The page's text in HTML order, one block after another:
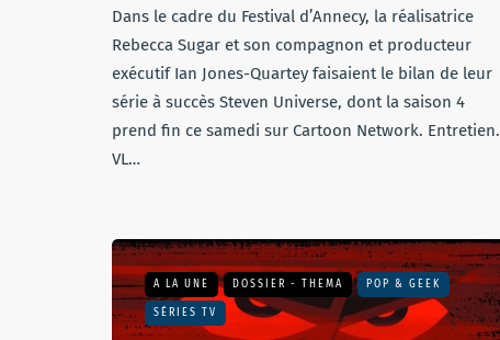
Dans le cadre du Festival d’Annecy, la réalisatrice
Rebecca Sugar et son compagnon et producteur
exécutif Ian Jones-Quartey faisaient le bilan de leur
série à succès Steven Universe, dont la saison 4
prend fin ce samedi sur Cartoon Network. Entretien.
VL…
A LA UNE DOSSIER - THEMA POP & GEEK
SÉRIES TV